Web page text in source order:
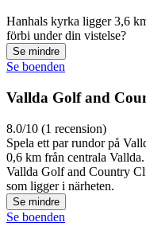
Hanhals kyrka ligger 3,6
förbi under din vistelse?
Se mindre
Se boenden
Vallda Golf and
8.0/10 (1 recension)
Spela ett par rundor på
0,6 km från centrala
Vallda Golf and Country
som ligger i närheten.
Se mindre
Se boenden